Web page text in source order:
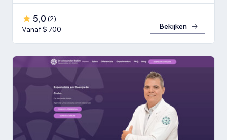
5,0 (2)
Vanaf $ 700
Bekijken